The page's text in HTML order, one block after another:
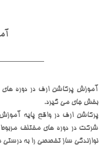
آموزش پرکاشن ارف در دوره
بخش جای می گیرد.
پرکاشن ارف در واقع پایه
شرکت در دوره های مختلف
نوازندگی ساز تخصصی را به درستی